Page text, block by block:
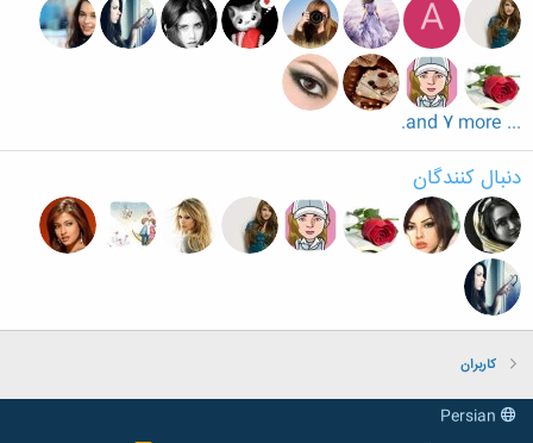
A
... and 7 more.
دنبال کنندگان
کاربران